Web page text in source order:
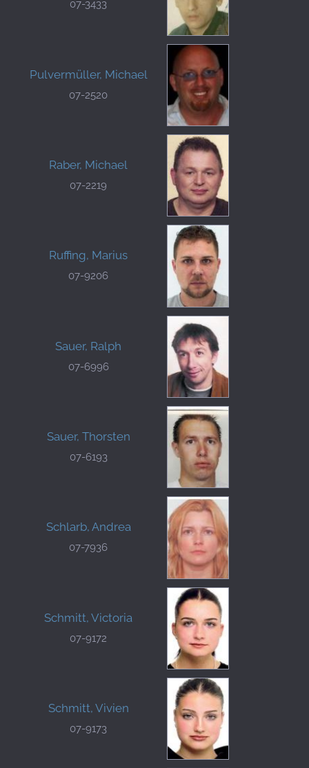
07-3433
Pulvermüller, Michael
07-2520
Raber, Michael
07-2219
Ruffing, Marius
07-9206
Sauer, Ralph
07-6996
Sauer, Thorsten
07-6193
Schlarb, Andrea
07-7936
Schmitt, Victoria
07-9172
Schmitt, Vivien
07-9173